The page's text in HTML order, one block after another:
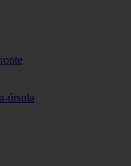
úrsula